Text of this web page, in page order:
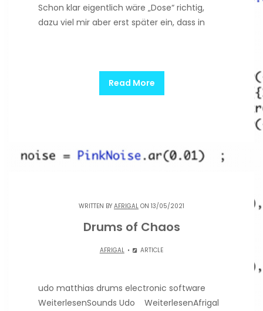
Schon klar eigentlich wäre „Dose“ richtig,
dazu viel mir aber erst später ein, dass in
Read More
WRITTEN BY AFRIGAL ON 13/05/2021
Drums of Chaos
AFRIGAL ARTICLE
udo matthias drums electronic software
WeiterlesenSounds Udo WeiterlesenAfrigal